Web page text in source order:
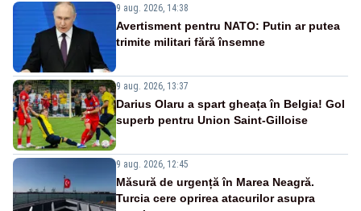
9 aug. 2026, 14:38
Avertisment pentru NATO: Putin ar putea
trimite militari fără însemne
9 aug. 2026, 13:37
Darius Olaru a spart gheața în Belgia! Gol
superb pentru Union Saint-Gilloise
9 aug. 2026, 12:45
Măsură de urgență în Marea Neagră.
Turcia cere oprirea atacurilor asupra